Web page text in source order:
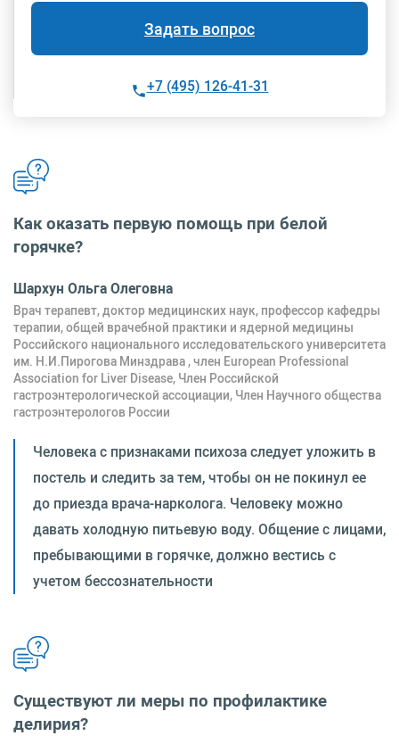
Задать вопрос
+7 (495) 126-41-31
Как оказать первую помощь при белой
горячке?
Шархун Ольга Олеговна
Врач терапевт, доктор медицинских наук, профессор кафедры
терапии, общей врачебной практики и ядерной медицины
Российского национального исследовательского университета
им. Н.И.Пирогова Минздрава , член European Professional
Association for Liver Disease, Член Российской
гастроэнтерологической ассоциации, Член Научного общества
гастроэнтерологов России
Человека с признаками психоза следует уложить в
постель и следить за тем, чтобы он не покинул ее
до приезда врача-нарколога. Человеку можно
давать холодную питьевую воду. Общение с лицами,
пребывающими в горячке, должно вестись с
учетом бессознательности
Существуют ли меры по профилактике
делирия?